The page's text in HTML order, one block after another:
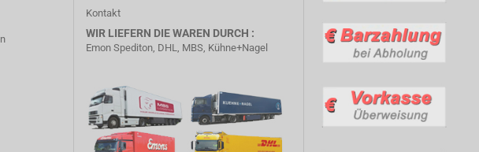
Kontakt
WIR LIEFERN DIE WAREN DURCH :
Emon Spediton, DHL, MBS, Kühne+Nagel